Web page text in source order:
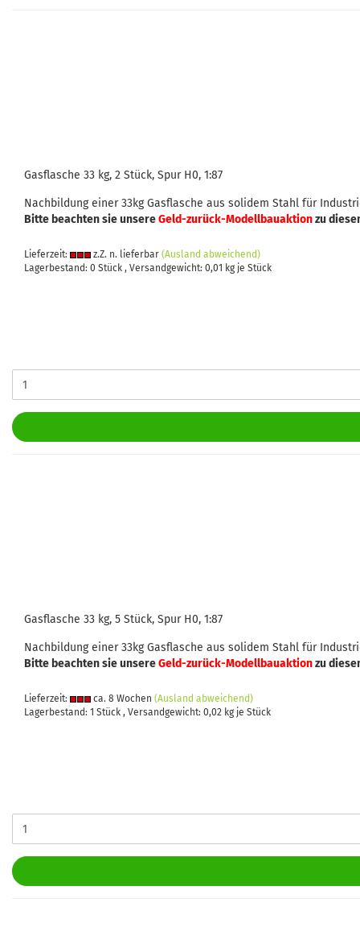
Gasflasche 33 kg, 2 Stück, Spur H0, 1:87
Nachbildung einer 33kg Gasflasche aus solidem Stahl für
Bitte beachten sie unsereGeld-zurück-Modellbauaktionzu
Lieferzeit: z.Z. n. lieferbar (Ausland abweichend)
Lagerbestand: 0 Stück , Versandgewicht: 0,01 kg je Stück
Gasflasche 33 kg, 5 Stück, Spur H0, 1:87
Nachbildung einer 33kg Gasflasche aus solidem Stahl für
Bitte beachten sie unsereGeld-zurück-Modellbauaktionzu
Lieferzeit: ca. 8 Wochen (Ausland abweichend)
Lagerbestand: 1 Stück , Versandgewicht: 0,02 kg je Stück